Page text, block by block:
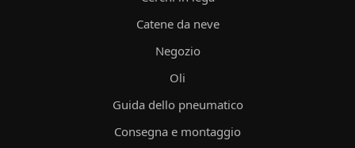
Catene da neve
Negozio
Oli
Guida dello pneumatico
Consegna e montaggio